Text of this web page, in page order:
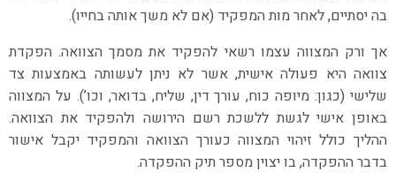
בה יסתיים, לאחר מות המפקיד (אם לא משך אותה בחייו).
אך ורק המצווה עצמו רשאי להפקיד את מסמך הצוואה. הפקדת
צוואה היא פעולה אישית, אשר לא ניתן לעשותה באמצעות צד
שלישי (כגון: מיופה כוח, עורך דין, שליח, בדואר, וכו’). על המצווה
באופן אישי לגשת ללשכת רשם הירושה ולהפקיד את הצוואה.
ההליך כולל זיהוי המצווה כעורך הצוואה והמפקיד יקבל אישור
בדבר ההפקדה, בו יצוין מספר תיק ההפקדה.